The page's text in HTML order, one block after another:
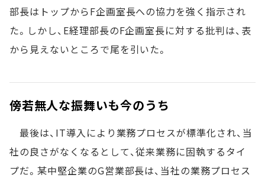
部長はトップからF企画室長への協力を強く指示され
た。しかし、E経理部長のF企画室長に対する批判は、表
から見えないところで尾を引いた。
傍若無人な振舞いも今のうち
最後は、IT導入により業務プロセスが標準化され、当
社の良さがなくなるとして、従来業務に固執するタイ
プだ。某中堅企業のG営業部長は、当社の業務プロセス